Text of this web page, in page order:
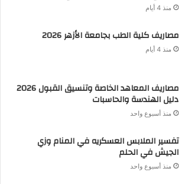
منذ 4 أيام
مصاريف كلية الطب بجامعة الأزهر 2026
منذ 4 أيام
مصاريف المعاهد الخاصة وتنسيق القبول 2026
دليل الهندسة والحاسبات
منذ أسبوع واحد
تفسير الملابس العسكريه في المنام وزي
الجيش في الحلم
منذ أسبوع واحد